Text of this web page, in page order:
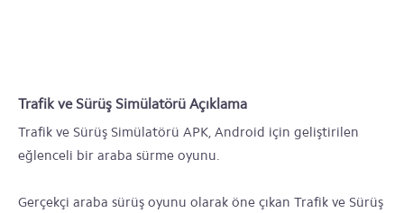
Trafik ve Sürüş Simülatörü Açıklama
Trafik ve Sürüş Simülatörü APK, Android için geliştirilen
eğlenceli bir araba sürme oyunu.
Gerçekçi araba sürüş oyunu olarak öne çıkan Trafik ve Sürüş